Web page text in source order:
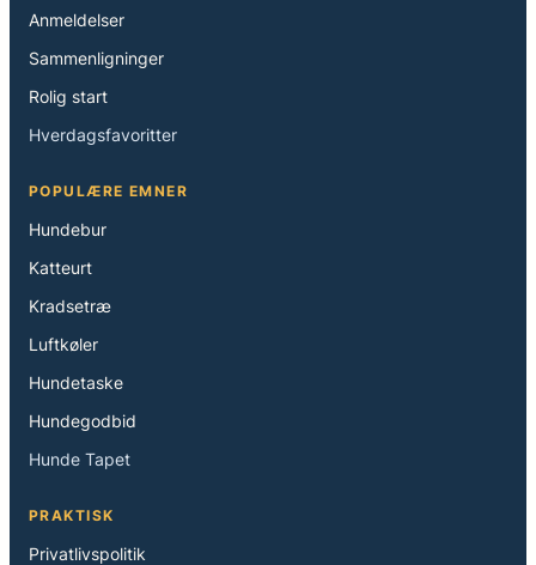
Anmeldelser
Sammenligninger
Rolig start
Hverdagsfavoritter
POPULÆRE EMNER
Hundebur
Katteurt
Kradsetræ
Luftkøler
Hundetaske
Hundegodbid
Hunde Tapet
PRAKTISK
Privatlivspolitik